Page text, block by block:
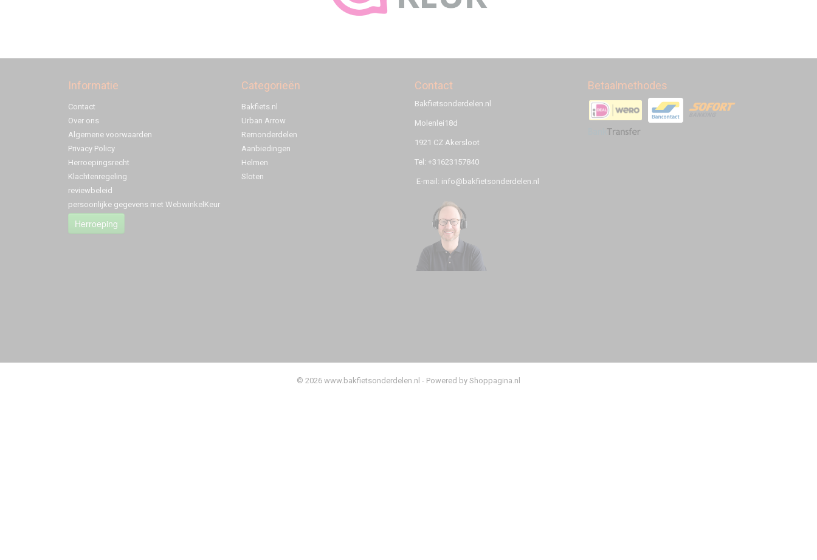
Informatie
Contact
Over ons
Algemene voorwaarden
Privacy Policy
Herroepingsrecht
Klachtenregeling
reviewbeleid
persoonlijke gegevens met WebwinkelKeur
Herroeping
Categorieën
Bakfiets.nl
Urban Arrow
Remonderdelen
Aanbiedingen
Helmen
Sloten
Contact
Bakfietsonderdelen.nl
Molenlei18d
1921 CZ Akersloot
Tel: +31623157840
E-mail: info@bakfietsonderdelen.nl
Betaalmethodes
© 2026 www.bakfietsonderdelen.nl - Powered by Shoppagina.nl